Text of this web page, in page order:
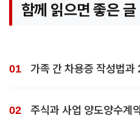
함께 읽으면 좋은 글
가족 간 차용증 작성법
주식과 사업 양도양수계